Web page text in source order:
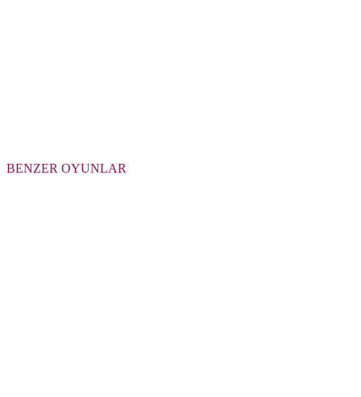
BENZER OYUNLAR